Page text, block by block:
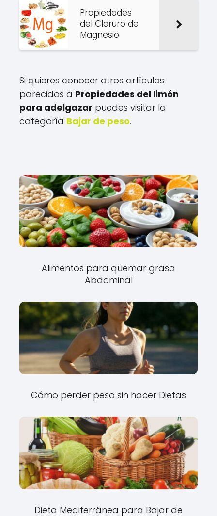
Propiedades
del Cloruro de
Magnesio
Si quieres conocer otros artículos
parecidos a Propiedades del limón
para adelgazar puedes visitar la
categoría Bajar de peso.
Alimentos para quemar grasa
Abdominal
Cómo perder peso sin hacer Dietas
Dieta Mediterránea para Bajar de